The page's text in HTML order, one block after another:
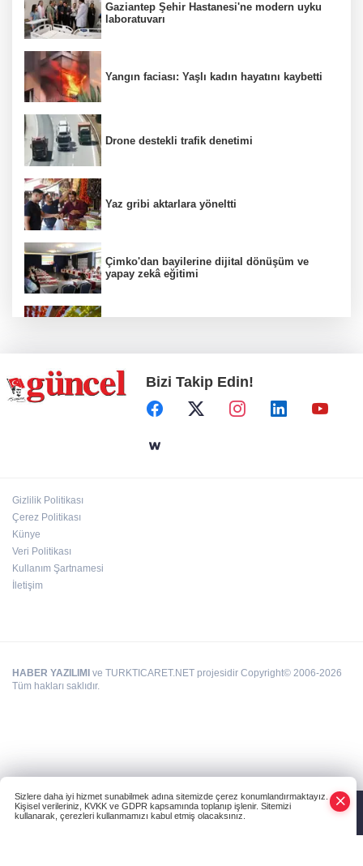
Gaziantep Şehir Hastanesi'ne modern uyku
laboratuvarı
Yangın faciası: Yaşlı kadın hayatını kaybetti
Drone destekli trafik denetimi
Yaz gribi aktarlara yöneltti
Çimko'dan bayilerine dijital dönüşüm ve
yapay zekâ eğitimi
Hamileler denize veya havuza girebilir mi?
Bizi Takip Edin!
Gizlilik Politikası
Çerez Politikası
Künye
Veri Politikası
Kullanım Şartnamesi
İletişim
HABER YAZILIMI ve TURKTICARET.NET projesidir Copyright© 2006-2026
Tüm hakları saklıdır.
Sizlere daha iyi hizmet sunabilmek adına sitemizde çerez konumlandırmaktayız.
Kişisel verileriniz, KVKK ve GDPR kapsamında toplanıp işlenir. Sitemizi
kullanarak, çerezleri kullanmamızı kabul etmiş olacaksınız.